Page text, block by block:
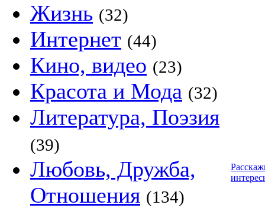
Жизнь (32)
Интернет (44)
Кино, видео (23)
Красота и Мода (32)
Литература, Поэзия
(39)
Любовь, Дружба,
Отношения (134)